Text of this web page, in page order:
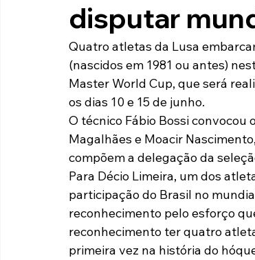
Paulista A2 2019 Portuguesas pelo Brasil
Tabelas Recuperação Judicial
disputar
Quatro atletas da Lusa
(nascidos em 1981 ou antes)
Master World Cup, que será
os dias 10 e 15 de junho.
O técnico Fábio Bossi convocou
Magalhães e Moacir
compõem a delegação da
Para Décio Limeira, um dos
participação do Brasil no
reconhecimento pelo esforço
reconhecimento ter quatro
primeira vez na história do